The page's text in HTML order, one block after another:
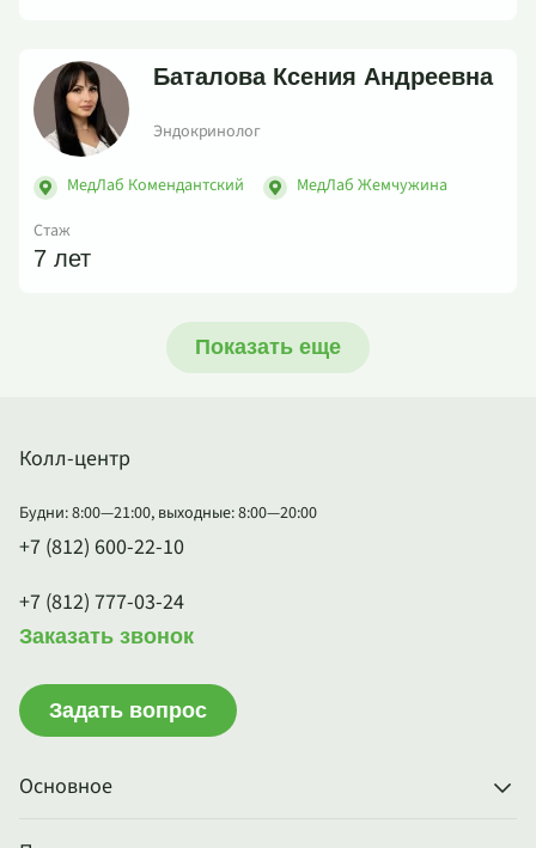
Баталова Ксения Андреевна
Эндокринолог
МедЛаб Комендантский
МедЛаб Жемчужина
Стаж
7 лет
Показать еще
Основное
Колл-центр
Будни: 8:00—21:00, выходные: 8:00—20:00
+7 (812) 600-22-10
+7 (812) 777-03-24
Заказать звонок
Задать вопрос